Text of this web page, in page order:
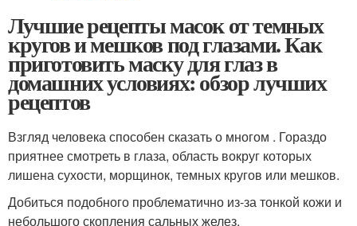
Лучшие рецепты масок от темных
кругов и мешков под глазами. Как
приготовить маску для глаз в
домашних условиях: обзор лучших
рецептов
Взгляд человека способен сказать о многом . Гораздо
приятнее смотреть в глаза, область вокруг которых
лишена сухости, морщинок, темных кругов или мешков.
Добиться подобного проблематично из-за тонкой кожи и
небольшого скопления сальных желез.